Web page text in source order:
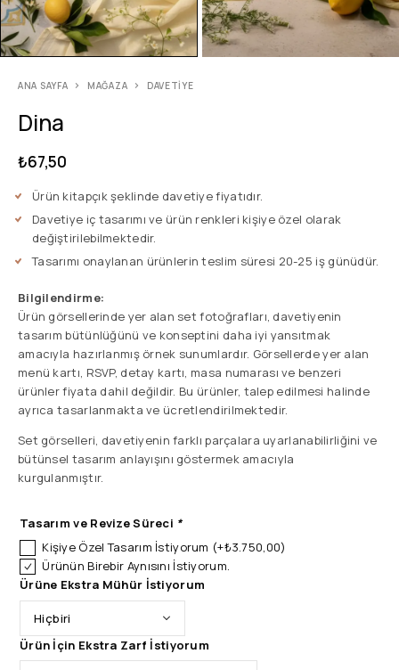
ANA SAYFA MAĞAZA DAVETIYE
Dina
₺67,50
Ürün kitapçık şeklinde davetiye fiyatıdır.
Davetiye iç tasarımı ve ürün renkleri kişiye özel olarak
değiştirilebilmektedir.
Tasarımı onaylanan ürünlerin teslim süresi 20-25 iş günüdür.
Bilgilendirme:
Ürün görsellerinde yer alan set fotoğrafları, davetiyenin
tasarım bütünlüğünü ve konseptini daha iyi yansıtmak
amacıyla hazırlanmış örnek sunumlardır. Görsellerde yer alan
menü kartı, RSVP, detay kartı, masa numarası ve benzeri
ürünler fiyata dahil değildir. Bu ürünler, talep edilmesi halinde
ayrıca tasarlanmakta ve ücretlendirilmektedir.
Set görselleri, davetiyenin farklı parçalara uyarlanabilirliğini ve
bütünsel tasarım anlayışını göstermek amacıyla
kurgulanmıştır.
Tasarım ve Revize Süreci *
Kişiye Özel Tasarım İstiyorum (+₺3.750,00)
Ürünün Birebir Aynısını İstiyorum.
Ürüne Ekstra Mühür İstiyorum
Ürün İçin Ekstra Zarf İstiyorum